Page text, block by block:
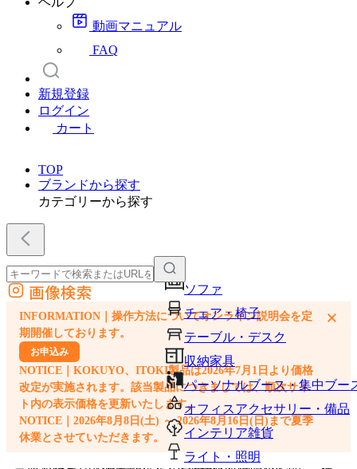
動画マニュアル
FAQ
新規登録
ログイン
カート
TOP
ブランドから探す
カテゴリーから探す
ソファ
チェア・椅子
テーブル・デスク
収納家具
パーソナルブース・集中ブー
オフィスアクセサリー・備品
インテリア雑貨
ライト・照明
外部サイトの商品をカートに追加
他のサイトで見つけた商品ページのURLを貼り付けて、カートに追加できます
画像検索
INFORMATION｜操作方法についてオンライン説明会を定
期開催しております。
お申込み
NOTICE｜KOKUYO、ITOKI製品は2026年7月1日より価格
改定が実施されます。該当製品につきましては、順次サイ
ト内の表示価格を更新いたします。
NOTICE｜2026年8月8日(土) ～ 2026年8月16日(日)まで夏季
休業とさせていただきます。
×